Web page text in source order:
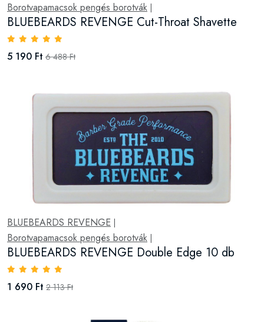
Borotvapamacsok pengés borotvák
BLUEBEARDS REVENGE Cut-Throat Shavette
5 190 Ft 6 488 Ft
BLUEBEARDS REVENGE
Borotvapamacsok pengés borotvák
BLUEBEARDS REVENGE Double Edge 10 db
1 690 Ft 2 113 Ft